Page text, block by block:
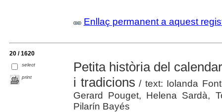
Enllaç permanent a aquest
20 / 1620
select
print
Petita història del
i tradicions / text: Iolanda
Gerard Pouget, Helena Sardà,
Pilarín Bayés